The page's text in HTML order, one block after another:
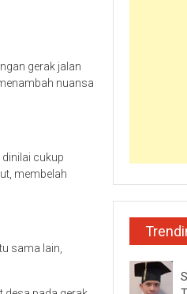
gerak jalan
nuansa
cukup
membelah
sama lain,